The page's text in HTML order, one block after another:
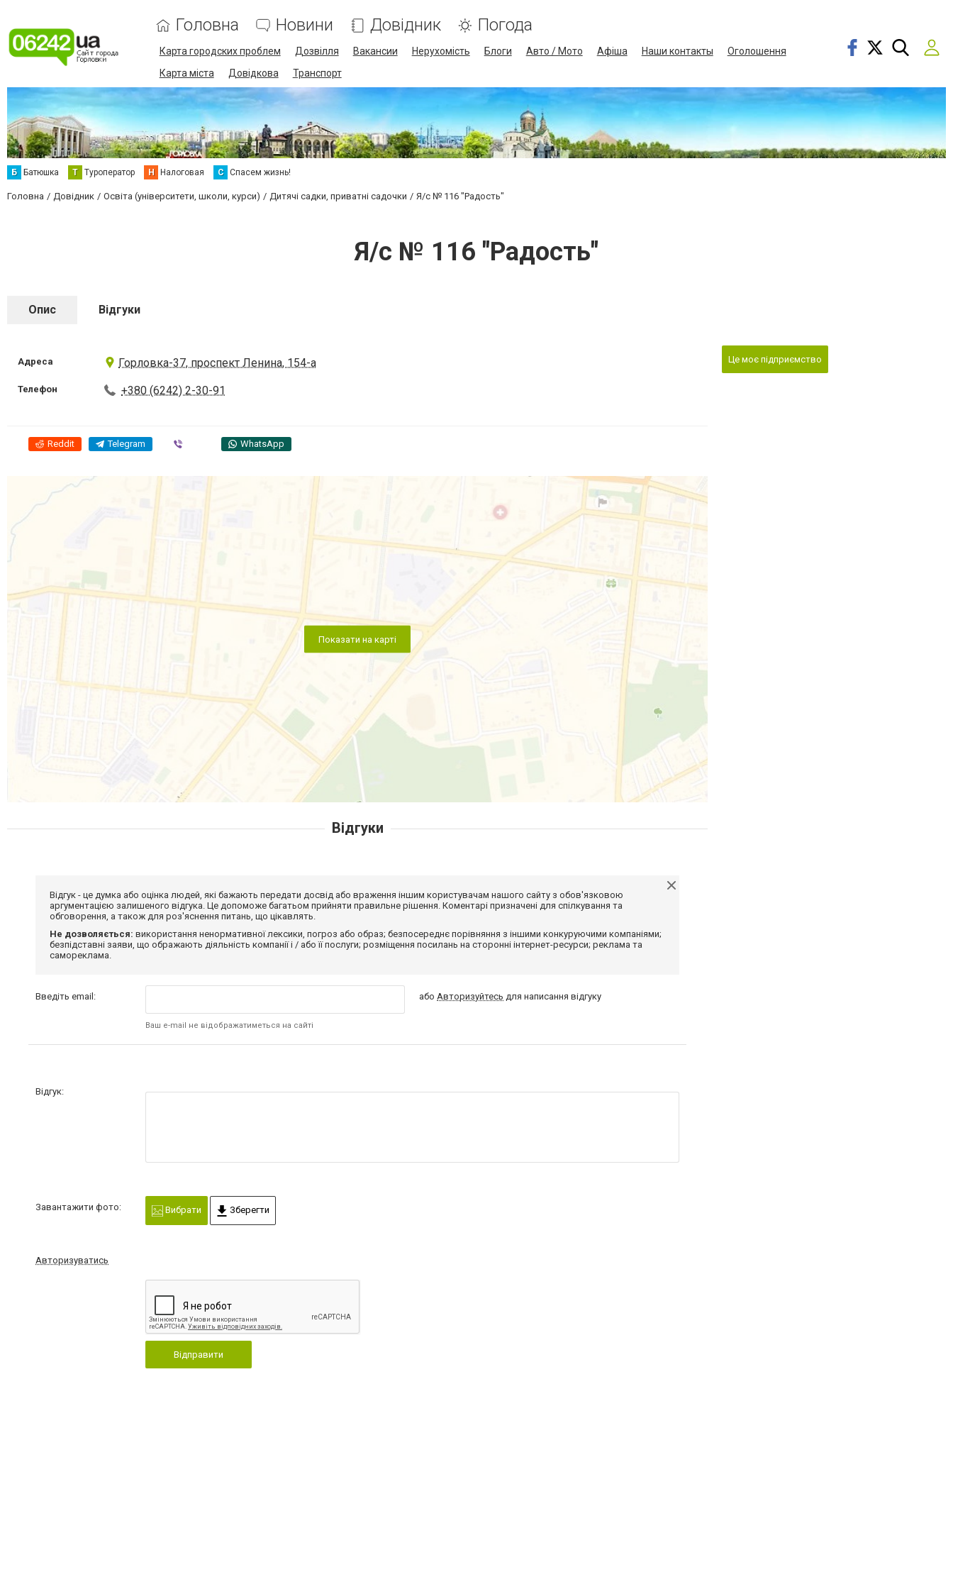
Головна Новини Довідник Погода
Карта городских проблем Дозвілля Вакансии Нерухомість Блоги Авто / Мото Афіша Наши контакты
Оголошення
Карта міста
Довідкова Транспорт
Б Батюшка Т Туроператор Н Налоговая С Спасем жизнь!
Головна Довідник Освіта (університети, школи, курси) Дитячі садки, приватні садочки Я/с № 116 "Радость"
Я/с № 116 "Радость"
Опис Відгуки
Адреса Горловка-37, проспект Ленина, 154-а
Телефон +380 (6242) 2-30-91
Reddit Telegram WhatsApp
Показати на карті
Це моє підприємство
Відгуки
Відгук - це думка або оцінка людей, які бажають передати досвід або враження іншим користувачам нашого сайту з обов'язковою
аргументацією залишеного відгука. Це допоможе багатьом прийняти правильне рішення. Коментарі призначені для спілкування та
обговорення, а також для роз'яснення питань, що цікавлять.
Не дозволяється: використання ненормативної лексики, погроз або образ; безпосереднє порівняння з іншими конкуруючими компаніями;
безпідставні заяви, що ображають діяльність компанії і / або її послуги; розміщення посилань на сторонні інтернет-ресурси; реклама та
самореклама.
Введіть email:
Ваш e-mail не відображатиметься на сайті
абоАвторизуйтесь для написання відгуку
Відгук:
Завантажити фото: Вибрати Зберегти
Авторизуватись
Відправити